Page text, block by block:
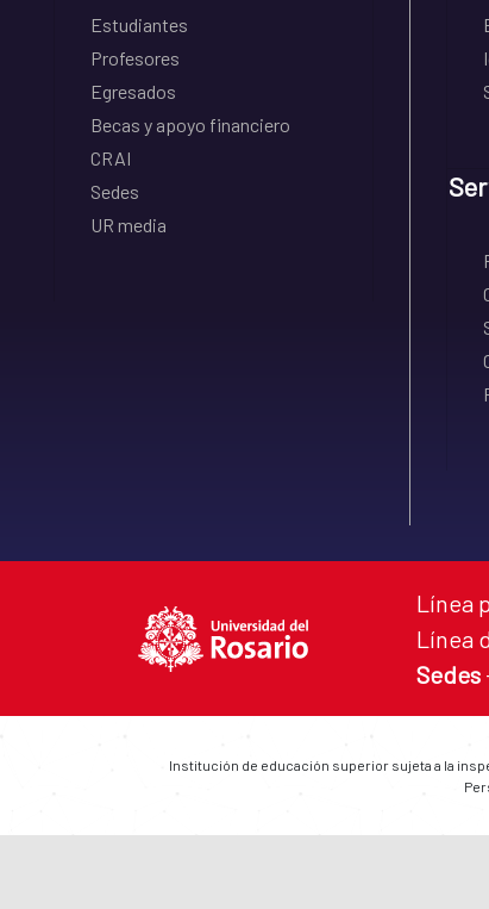
Estudiantes
Profesores
Egresados
Becas y apoyo financiero
CRAI
Sedes
UR media
Línea
Línea
Sedes
Institución de educación superior sujeta a la